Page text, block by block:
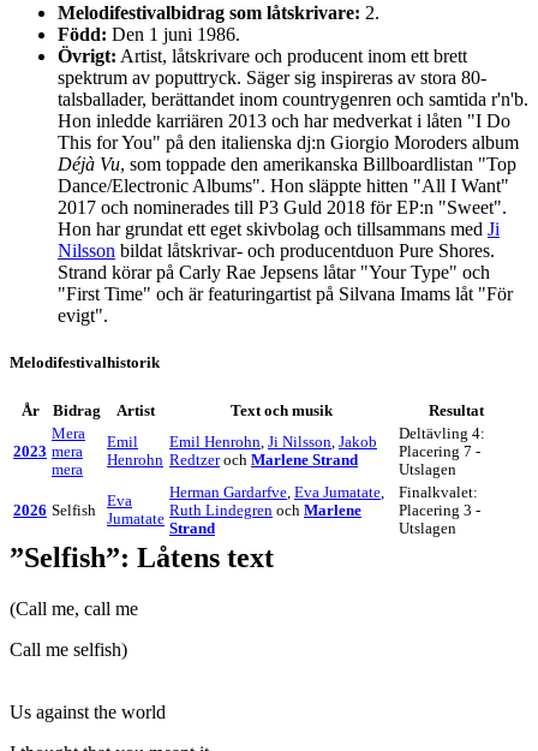
Melodifestivalbidrag som låtskrivare: 2.
Född: Den 1 juni 1986.
Övrigt: Artist, låtskrivare och producent inom ett brett
spektrum av poputtryck. Säger sig inspireras av stora 80-
talsballader, berättandet inom countrygenren och samtida r'n'b.
Hon inledde karriären 2013 och har medverkat i låten "I Do
This for You" på den italienska dj:n Giorgio Moroders album
Déjà Vu, som toppade den amerikanska Billboardlistan "Top
Dance/Electronic Albums". Hon släppte hitten "All I Want"
2017 och nominerades till P3 Guld 2018 för EP:n "Sweet".
Hon har grundat ett eget skivbolag och tillsammans med Ji
Nilsson bildat låtskrivar- och producentduon Pure Shores.
Strand körar på Carly Rae Jepsens låtar "Your Type" och
"First Time" och är featuringartist på Silvana Imams låt "För
evigt".
Melodifestivalhistorik
År Bidrag Artist Text och musik Resultat
2023
Mera
mera
mera
Emil
Henrohn
Emil Henrohn, Ji Nilsson, Jakob
Redtzeroch Marlene Strand
Deltävling 4:
Placering 7 -
Utslagen
2026 Selfish
Eva
Jumatate
Herman Gardarfve, Eva Jumatate,
Ruth Lindegren och Marlene
Strand
Finalkvalet:
Placering 3 -
Utslagen
”Selfish”: Låtens text
(Call me, call me
Call me selfish)
Us against the world